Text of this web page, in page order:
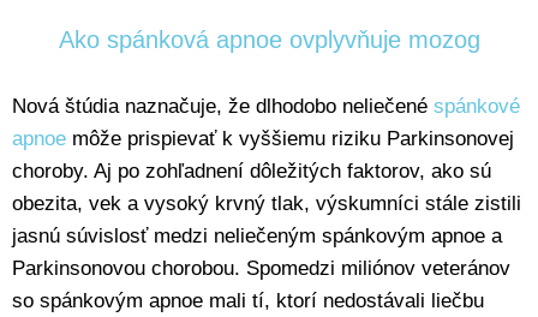
Ako spánková apnoe ovplyvňuje mozog
Nová štúdia naznačuje, že dlhodobo neliečené spánkové
apnoe môže prispievať k vyššiemu riziku Parkinsonovej
choroby. Aj po zohľadnení dôležitých faktorov, ako sú
obezita, vek a vysoký krvný tlak, výskumníci stále zistili
jasnú súvislosť medzi neliečeným spánkovým apnoe a
Parkinsonovou chorobou. Spomedzi miliónov veteránov
so spánkovým apnoe mali tí, ktorí nedostávali liečbu